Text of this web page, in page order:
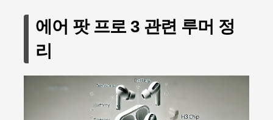
에어 팟 프로 3 관련 루머 정
리